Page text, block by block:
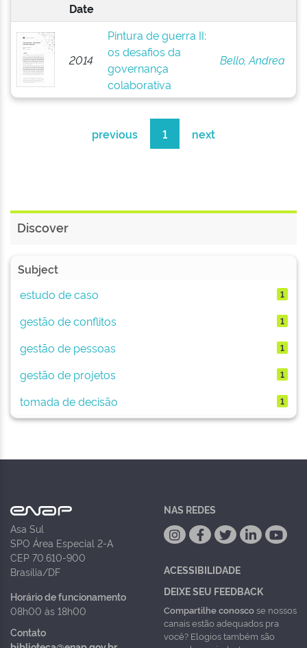
Date
2014
Pintura de guerra II:
os desafios da
governança
colaborativa
Bello, Andrea
previous 1 next
Discover
Subject
estudo de caso
1
gestão de conflitos 1
gestão de pessoas 1
gestão de projetos 1
tomada de decisão 1
Asa Sul
SPO Área Especial 2-A
CEP 70.610-900
Brasília/DF
Horário de funcionamento
08h00 às 18h00
Contato
NAS REDES
ACESSIBILIDADE
DEIXE SEU FEEDBACK
Compartilhe conoscose nossos
canais estão adequados pra
você? Elogios também são